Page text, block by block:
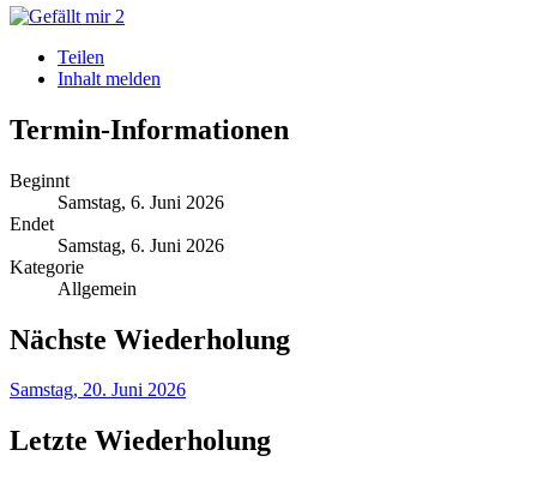
2
Teilen
Inhalt melden
Termin-Informationen
Beginnt
Samstag, 6. Juni 2026
Endet
Samstag, 6. Juni 2026
Kategorie
Allgemein
Nächste Wiederholung
Samstag, 20. Juni 2026
Letzte Wiederholung